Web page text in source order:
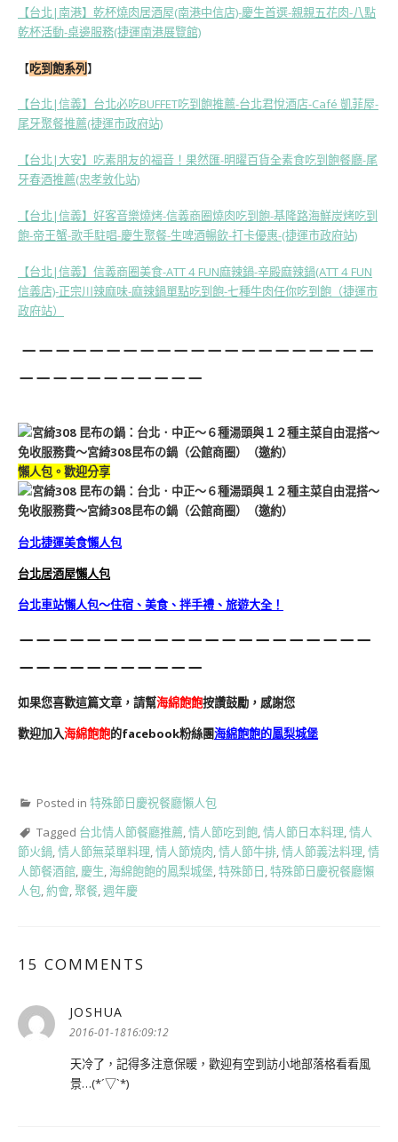
【台北|南港】乾杯燒肉居酒屋(南港中信店)-慶生首選-親親五花肉-八點
乾杯活動-桌邊服務(捷運南港展覽館)
【吃到飽系列】
【台北|信義】台北必吃BUFFET吃到飽推薦-台北君悅酒店-Café 凱菲屋-
尾牙聚餐推薦(捷運市政府站)
【台北|大安】吃素朋友的福音！果然匯-明曜百貨全素食吃到飽餐廳-尾
牙春酒推薦(忠孝敦化站)
【台北|信義】好客音樂燒烤-信義商圈燒肉吃到飽-基隆路海鮮炭烤吃到
飽-帝王蟹-歌手駐唱-慶生聚餐-生啤酒暢飲-打卡優惠-(捷運市政府站)
【台北|信義】信義商圈美食-ATT 4 FUN麻辣鍋-辛殿麻辣鍋(ATT 4 FUN
信義店)-正宗川辣麻味-麻辣鍋單點吃到飽-七種牛肉任你吃到飽（捷運市
政府站）
－－－－－－－－－－－－－－－－－－－－－
－－－－－－－－－－－
懶人包。歡迎分享
台北捷運美食懶人包
台北居酒屋懶人包
台北車站懶人包～住宿、美食、拌手禮、旅遊大全！
－－－－－－－－－－－－－－－－－－－－－
－－－－－－－－－－－
如果您喜歡這篇文章，請幫海綿飽飽按讚鼓勵，感謝您
歡迎加入海綿飽飽的facebook粉絲團海綿飽飽的鳳梨城堡
Posted in 特殊節日慶祝餐廳懶人包
Tagged 台北情人節餐廳推薦,情人節吃到飽,情人節日本料理,情人
節火鍋,情人節無菜單料理,情人節燒肉,情人節牛排,情人節義法料理,情
人節餐酒館, 慶生, 海綿飽飽的鳳梨城堡,特殊節日 ,特殊節日慶祝餐廳懶
人包,約會,聚餐,週年慶
15 COMMENTS
JOSHUA
示:
2016-01-1816:09:12
天冷了，記得多注意保暖，歡迎有空到訪小地部落格看看風
景…(*´▽`*)